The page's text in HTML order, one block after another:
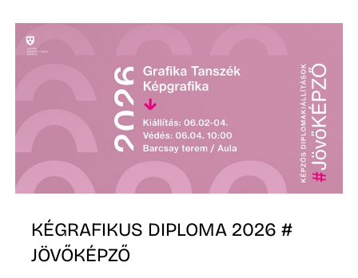
KÉGRAFIKUS DIPLOMA 2026 #
JÖVŐKÉPZŐ